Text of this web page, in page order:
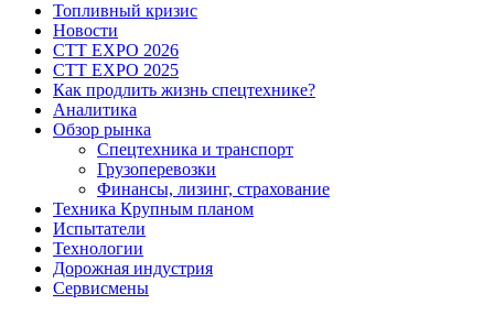
Топливный кризис
Новости
CTT EXPO 2026
CTT EXPO 2025
Как продлить жизнь спецтехнике?
Аналитика
Обзор рынка
Спецтехника и транспорт
Грузоперевозки
Финансы, лизинг, страхование
Техника Крупным планом
Испытатели
Технологии
Дорожная индустрия
Сервисмены